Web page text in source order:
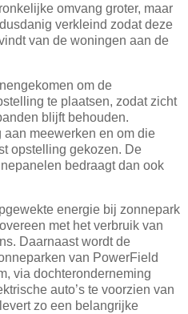
omvang groter, maar
verkleind zodat deze
van de woningen aan de
om de
te plaatsen, zodat zicht
blijft behouden.
meewerken en om die
opstelling gekozen. De
bedraagt dan ook
energie bij zonnepark
met het verbruik van
Daarnaast wordt de
van PowerField
via dochteronderneming
auto’s te voorzien van
zo een belangrijke